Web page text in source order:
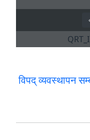
विपद् व्यवस्थापन